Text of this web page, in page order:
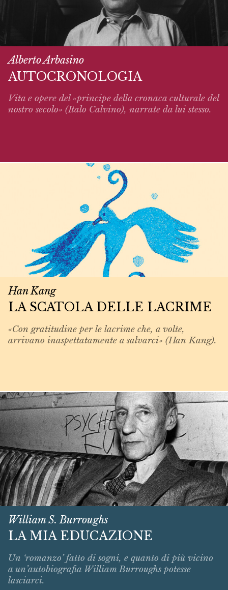
Alberto Arbasino
AUTOCRONOLOGIA
Vita e opere del «principe della cronaca culturale del
nostro secolo» (Italo Calvino), narrate da lui stesso.
Han Kang
LA SCATOLA DELLE LACRIME
«Con gratitudine per le lacrime che, a volte,
arrivano inaspettatamente a salvarci» (Han Kang).
William S. Burroughs
LA MIA EDUCAZIONE
Un ‘romanzo’ fatto di sogni, e quanto di più vicino
a un’autobiografia William Burroughs potesse
lasciarci.